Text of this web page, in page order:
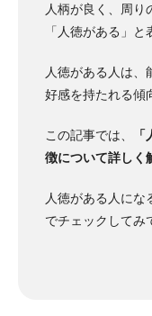
人柄が良く、周り
「人徳がある」と
人徳がある人は、
好感を持たれる傾
この記事では、
徴について詳しく
人徳がある人にな
でチェックしてみ